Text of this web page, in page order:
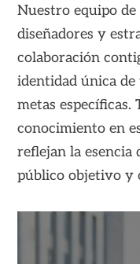
Nuestro equipo
diseñadores y
colaboración
identidad única
metas específicas.
conocimiento en
reflejan la esencia
público objetivo y
$